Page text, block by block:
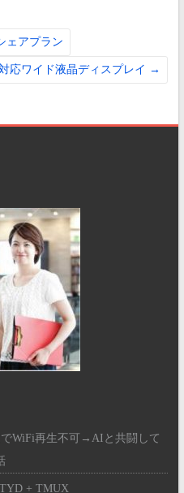
ェアプラン
応ワイド液晶ディスプレイ →
でWiFi再生不可→AIと共闘して
+ TMUX